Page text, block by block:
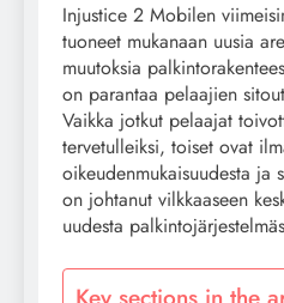
Injustice 2 Mobilen
tuoneet mukanaan uusia
muutoksia
on parantaa pelaajien
Vaikka jotkut pelaajat
tervetulleiksi, toiset ovat
oikeudenmukaisuudesta ja
on johtanut vilkkaaseen
uudesta